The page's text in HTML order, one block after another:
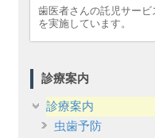
歯医者さんの託児サービ
を実施しています。
診療案内
診療案内
虫歯予防